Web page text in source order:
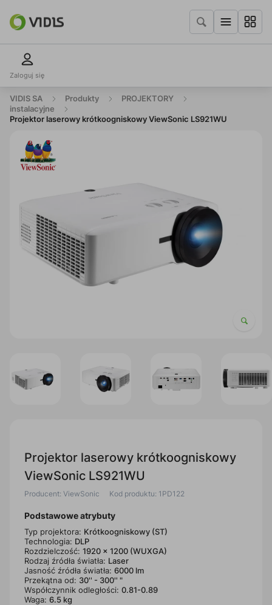
Zaloguj się
VIDIS SA Produkty
PROJEKTORY
instalacyjne
Projektor laserowy krótkoogniskowy ViewSonic LS921WU
Projektor laserowy krótkoogniskowy
ViewSonic LS921WU
Producent: ViewSonic Kod produktu: 1PD122
Podstawowe atrybuty
Typ projektora: Krótkoogniskowy (ST)
Technologia: DLP
Rozdzielczość: 1920 x 1200 (WUXGA)
Rodzaj źródła światła: Laser
Jasność źródła światła: 6000 lm
Przekątna od: 30'' - 300'' "
Współczynnik odległości: 0.81-0.89
Waga: 6.5 kg